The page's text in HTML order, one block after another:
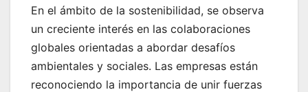
En el ámbito de la sostenibilidad, se observa
un creciente interés en las colaboraciones
globales orientadas a abordar desafíos
ambientales y sociales. Las empresas están
reconociendo la importancia de unir fuerzas